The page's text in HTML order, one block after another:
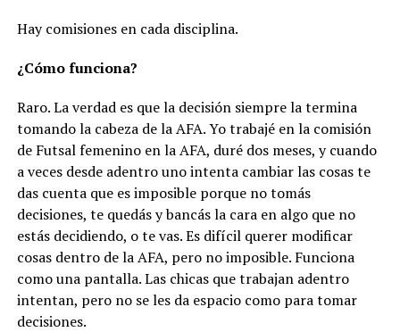
Hay comisiones en cada disciplina.
¿Cómo funciona?
Raro. La verdad es que la decisión siempre la termina
tomando la cabeza de la AFA. Yo trabajé en la comisión
de Futsal femenino en la AFA, duré dos meses, y cuando
a veces desde adentro uno intenta cambiar las cosas te
das cuenta que es imposible porque no tomás
decisiones, te quedás y bancás la cara en algo que no
estás decidiendo, o te vas. Es difícil querer modificar
cosas dentro de la AFA, pero no imposible. Funciona
como una pantalla. Las chicas que trabajan adentro
intentan, pero no se les da espacio como para tomar
decisiones.